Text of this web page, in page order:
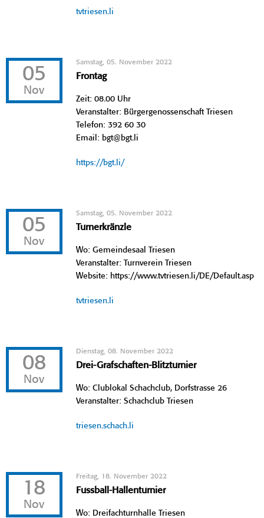
tvtriesen.li
05
Nov
Samstag, 05. November 2022
Frontag
Zeit: 08.00 Uhr
Veranstalter: Bürgergenossenschaft Triesen
Telefon: 392 60 30
Email: bgt@bgt.li
https://bgt.li/
05
Nov
Samstag, 05. November 2022
Turnerkränzle
Wo: Gemeindesaal Triesen
Veranstalter: Turnverein Triesen
Website: https://www.tvtriesen.li/DE/Default.asp
tvtriesen.li
08
Nov
Dienstag, 08. November 2022
Drei-Grafschaften-Blitzturnier
Wo: Clublokal Schachclub, Dorfstrasse 26
Veranstalter: Schachclub Triesen
triesen.schach.li
18
Nov
Freitag, 18. November 2022
Fussball-Hallenturnier
Wo: Dreifachturnhalle Triesen